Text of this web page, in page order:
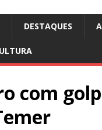
DESTAQUES
com